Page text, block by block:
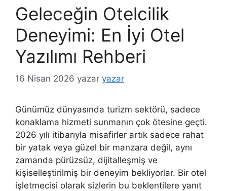
Geleceğin Otelcilik
Deneyimi: En İyi Otel
Yazılımı Rehberi
16 Nisan 2026 yazar yazar
Günümüz dünyasında turizm sektörü, sadece
konaklama hizmeti sunmanın çok ötesine geçti.
2026 yılı itibarıyla misafirler artık sadece rahat
bir yatak veya güzel bir manzara değil, aynı
zamanda pürüzsüz, dijitalleşmiş ve
kişiselleştirilmiş bir deneyim bekliyorlar. Bir otel
işletmecisi olarak sizlerin bu beklentilere yanıt